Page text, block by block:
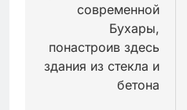
современной
Бухары,
понастроив здесь
здания из стекла и
бетона